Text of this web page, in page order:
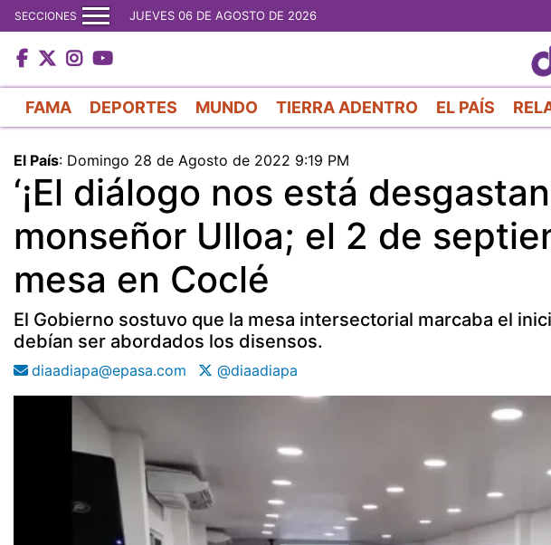
SECCIONES JUEVES 06 DE AGOSTO DE 2026
FAMA DEPORTES MUNDO TIERRA ADENTRO EL PAÍS
El País: Domingo 28 de Agosto de 2022 9:19 PM
‘¡El diálogo nos está
monseñor Ulloa; el 2 de
mesa en Coclé
El Gobierno sostuvo que la mesa intersectorial marcaba el
debían ser abordados los disensos.
diaadiapa@epasa.com @diaadiapa